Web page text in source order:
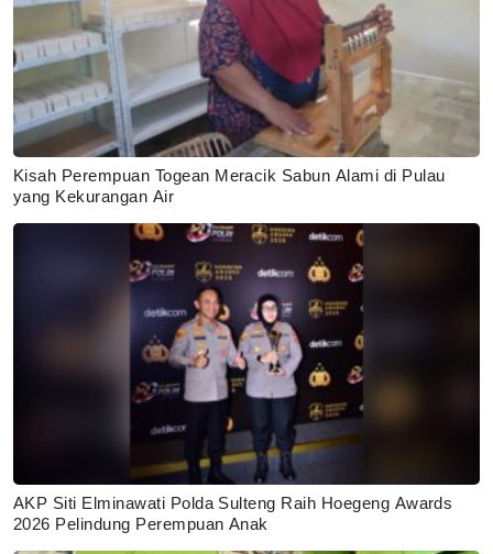
Kisah Perempuan Togean Meracik Sabun Alami di Pulau
yang Kekurangan Air
AKP Siti Elminawati Polda Sulteng Raih Hoegeng Awards
2026 Pelindung Perempuan Anak